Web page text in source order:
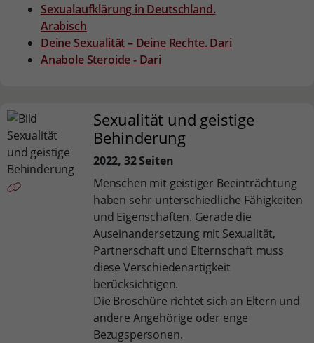
Sexualaufklärung in Deutschland.
Arabisch
Deine Sexualität – Deine Rechte. Dari
Anabole Steroide - Dari
Sexualität und geistige
Behinderung
2022, 32 Seiten
Menschen mit geistiger Beeinträchtung
haben sehr unterschiedliche Fähigkeiten
und Eigenschaften. Gerade die
Auseinandersetzung mit Sexualität,
Partnerschaft und Elternschaft muss
diese Verschiedenartigkeit
berücksichtigen.
Die Broschüre richtet sich an Eltern und
andere Angehörige oder enge
Bezugspersonen.